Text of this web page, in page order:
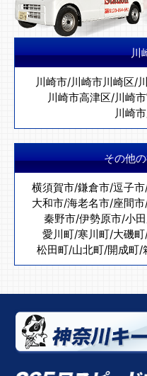
川
川崎市/川崎市川崎区/
川崎市高津区/川崎
川崎
その他
横須賀市/鎌倉市/逗子市
大和市/海老名市/座間市
秦野市/伊勢原市/小
愛川町/寒川町/大磯町
松田町/山北町/開成町/